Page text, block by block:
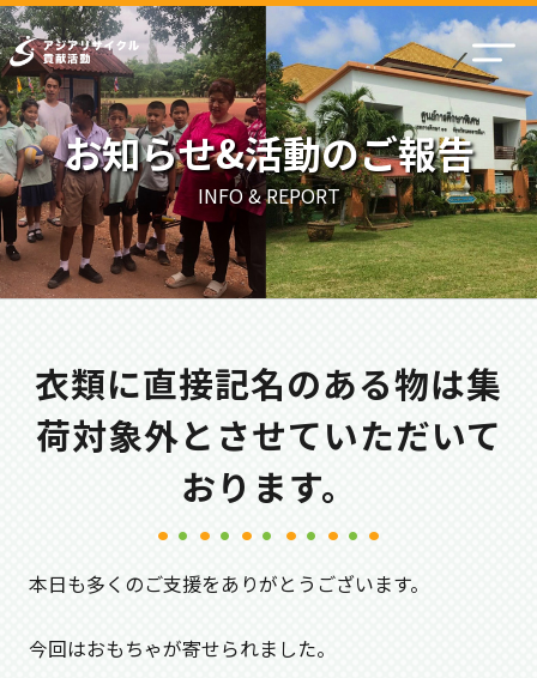
お知らせ&活動のご報告
INFO & REPORT
衣類に直接記名のある物は集
荷対象外とさせていただいて
おります。
本日も多くのご支援をありがとうございます。
今回はおもちゃが寄せられました。